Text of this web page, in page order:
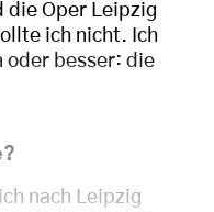
die Oper Leipzig
ich nicht. Ich
oder besser: die
nach Leipzig